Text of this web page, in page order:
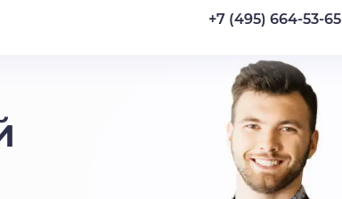
+7 (495) 664-53-65